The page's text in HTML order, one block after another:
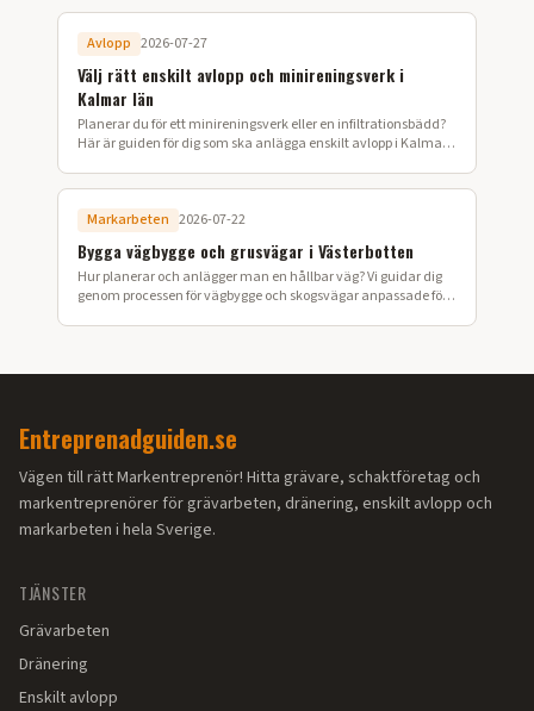
Avlopp 2026-07-27
Välj rätt enskilt avlopp och minireningsverk i
Kalmar län
Planerar du för ett minireningsverk eller en infiltrationsbädd?
Här är guiden för dig som ska anlägga enskilt avlopp i Kalmar
Markarbeten 2026-07-22
Bygga vägbygge och grusvägar i Västerbotten
Hur planerar och anlägger man en hållbar väg? Vi guidar dig
genom processen för vägbygge och skogsvägar anpassade för
Entreprenadguiden.se
Vägen till rätt Markentreprenör! Hitta grävare, schaktföretag och
markentreprenörer för grävarbeten, dränering, enskilt avlopp och
markarbeten i hela Sverige.
TJÄNSTER
Grävarbeten
Dränering
Enskilt avlopp